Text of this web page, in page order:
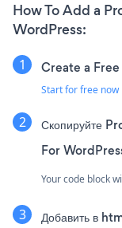
How To Add a
WordPress:
Create a
Start for free now
Скопируйте
For
Your code block
Добавить в